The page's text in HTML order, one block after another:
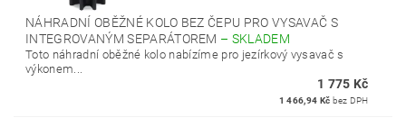
NÁHRADNÍ OBĚŽNÉ KOLO BEZ ČEPU PRO VYSAVAČ S
INTEGROVANÝM SEPARÁTOREM – SKLADEM
Toto náhradní oběžné kolo nabízíme pro jezírkový vysavač s
výkonem...
1 775 Kč
1 466,94 Kč bez DPH